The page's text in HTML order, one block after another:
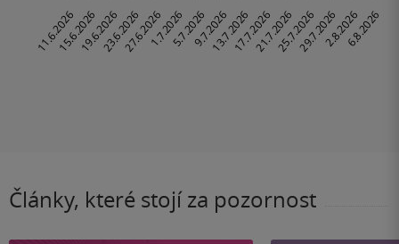
Články, které stojí za pozornost